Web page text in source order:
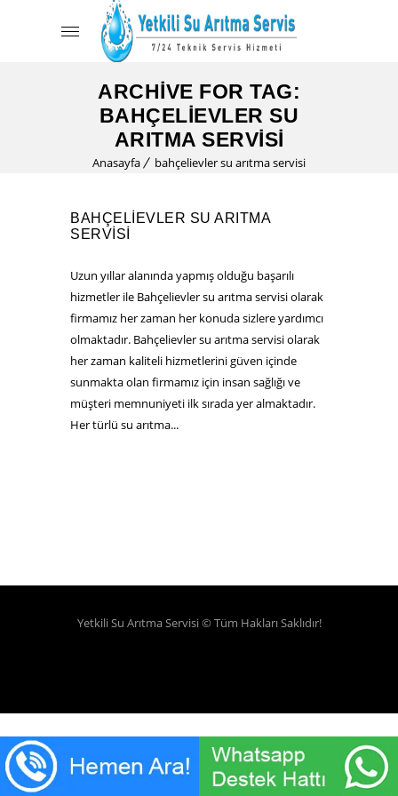
ARCHIVE FOR TAG:
BAHÇELIEVLER SU
ARITMA SERVISI
Anasayfa bahçelievler su arıtma servisi
BAHÇELIEVLER SU ARITMA
SERVISI
Uzun yıllar alanında yapmış olduğu başarılı
hizmetler ile Bahçelievler su arıtma servisi olarak
firmamız her zaman her konuda sizlere yardımcı
olmaktadır. Bahçelievler su arıtma servisi olarak
her zaman kaliteli hizmetlerini güven içinde
sunmakta olan firmamız için insan sağlığı ve
müşteri memnuniyeti ilk sırada yer almaktadır.
Her türlü su arıtma...
Yetkili Su Arıtma Servisi© Tüm Hakları Saklıdır!